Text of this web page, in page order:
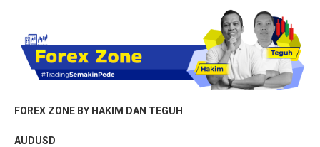
FOREX ZONE BY HAKIM DAN TEGUH
AUDUSD